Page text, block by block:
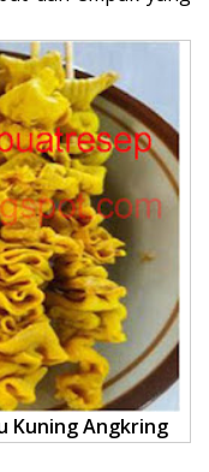
Kuning Angkring